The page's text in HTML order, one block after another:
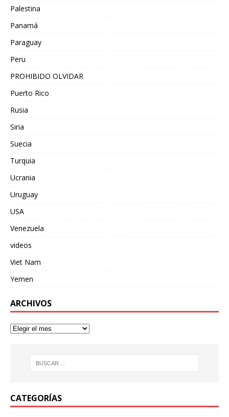
Palestina
Panamá
Paraguay
Peru
PROHIBIDO OLVIDAR
Puerto Rico
Rusia
Siria
Suecia
Turquia
Ucrania
Uruguay
USA
Venezuela
videos
Viet Nam
Yemen
ARCHIVOS
CATEGORÍAS